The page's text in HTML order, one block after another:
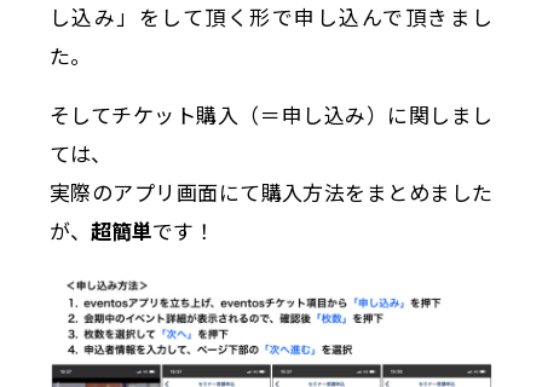
し込み」をして頂く形で申し込んで頂きまし
た。
そしてチケット購入（＝申し込み）に関しまし
ては、
実際のアプリ画面にて購入方法をまとめました
が、 超簡単です！